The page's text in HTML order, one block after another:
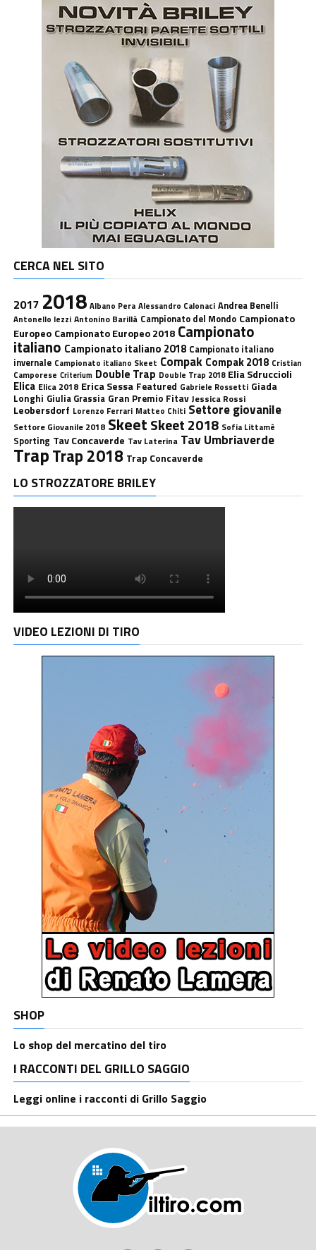
CERCA NEL SITO
2017 2018 Albano Pera Alessandro Calonaci Andrea Benelli
Antonello Iezzi Antonino Barillà Campionato del Mondo Campionato
Europeo Campionato Europeo 2018 Campionato
italiano Campionato italiano 2018 Campionato italiano
invernale Campionato italiano Skeet Compak Compak 2018 Cristian
Camporese Criterium Double Trap Double Trap 2018 Elia Sdruccioli
Elica Elica 2018 Erica Sessa Featured Gabriele Rossetti Giada
Longhi Giulia Grassia Gran Premio Fitav Jessica Rossi
Leobersdorf Lorenzo Ferrari Matteo Chiti Settore giovanile
Settore Giovanile 2018 SkeetSkeet 2018 Sofia Littamè
Sporting Tav Concaverde Tav Laterina Tav Umbriaverde
TrapTrap 2018 Trap Concaverde
LO STROZZATORE BRILEY
VIDEO LEZIONI DI TIRO
SHOP
Lo shop del mercatino del tiro
I RACCONTI DEL GRILLO SAGGIO
Leggi online i racconti di Grillo Saggio